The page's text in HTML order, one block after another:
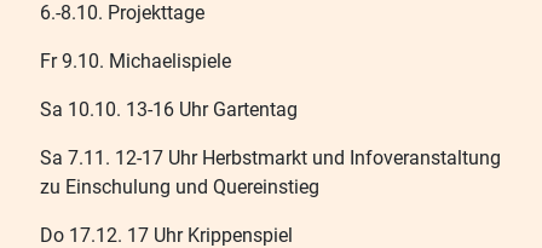
6.-8.10. Projekttage
Fr 9.10. Michaelispiele
Sa 10.10. 13-16 Uhr Gartentag
Sa 7.11. 12-17 Uhr Herbstmarkt und Infoveranstaltung
zu Einschulung und Quereinstieg
Do 17.12. 17 Uhr Krippenspiel